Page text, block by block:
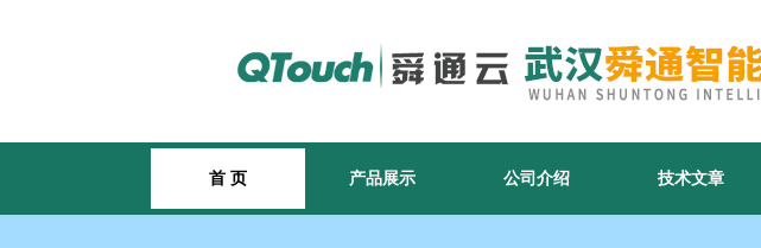
首 页 产品展示 公司介绍 技术文章